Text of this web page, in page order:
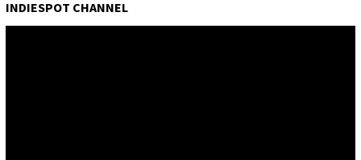
INDIESPOT CHANNEL